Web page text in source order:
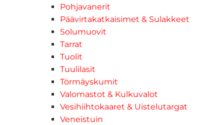
Pohjavanerit
Päävirtakatkaisimet & Sulakkeet
Solumuovit
Tarrat
Tuolit
Tuulilasit
Törmäyskumit
Valomastot & Kulkuvalot
Vesihiihtokaaret & Uistelutargat
Veneistuin